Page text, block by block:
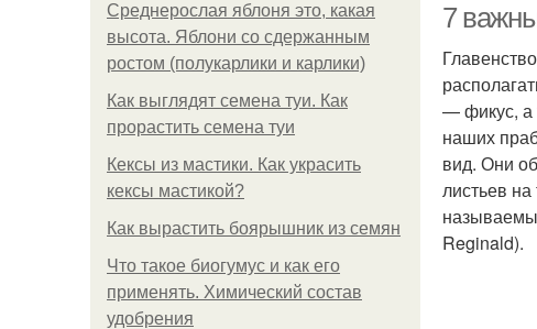
Среднерослая яблоня это, какая
высота. Яблони со сдержанным
ростом (полукарлики и карлики)
Как выглядят семена туи. Как
прорастить семена туи
Кексы из мастики. Как украсить
кексы мастикой?
Как вырастить боярышник из семян
Что такое биогумус и как его
применять. Химический состав
удобрения
7
— фикус, а
наших
вид. Они
листьев
Reginald).